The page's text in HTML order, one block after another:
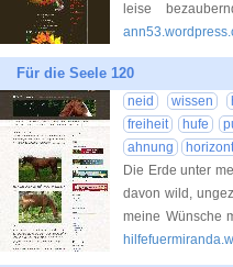
leise
Für die Seele 120
neid wissen
freiheit
hufe
ahnung
horizont
Die Erde unter
davon wild,
meine Wünsche